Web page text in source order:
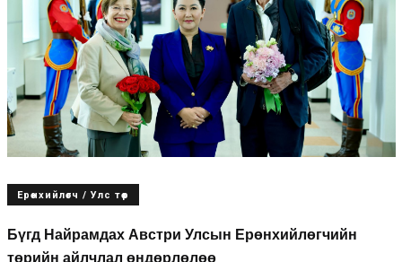
Ерөнхийлөгч / Улс төр
Бүгд Найрамдах Австри Улсын Ерөнхийлөгчийн
төрийн айлчлал өндөрлөлөө